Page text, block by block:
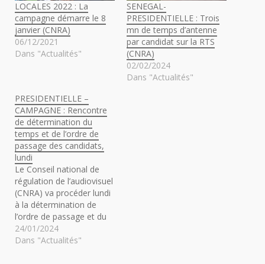
LOCALES 2022 : La
campagne démarre le 8
janvier (CNRA)
06/12/2021
Dans "Actualités"
SENEGAL-
PRESIDENTIELLE : Trois
mn de temps d’antenne
par candidat sur la RTS
(CNRA)
02/02/2024
Dans "Actualités"
PRESIDENTIELLE –
CAMPAGNE : Rencontre
de détermination du
temps et de l’ordre de
passage des candidats,
lundi
Le Conseil national de
régulation de l’audiovisuel
(CNRA) va procéder lundi
à la détermination de
l’ordre de passage et du
temps quotidien à
réserver à chacun des
24/01/2024
Dans "Actualités"